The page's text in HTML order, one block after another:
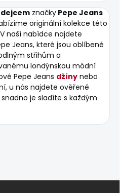
značky Pepe Jeans
originální kolekce této
naší nabídce najdete
Jeans, které jsou oblíbené
střihům a
londýnskou módní
Pepe Jeans džíny nebo
u nás najdete ověřené
je sladíte s každým